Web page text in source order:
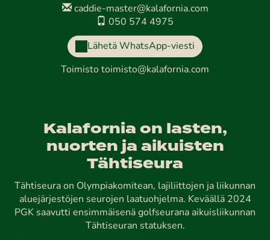
caddie-master@kalafornia.com
050 574 4975
Lähetä WhatsApp-viesti
Toimisto toimisto@kalafornia.com
Kalafornia on lasten,
nuorten ja aikuisten
Tähtiseura
Tähtiseura on Olympiakomitean, lajiliittojen ja liikunnan
aluejärjestöjen seurojen laatuohjelma. Keväällä 2024
PGK saavutti ensimmäisenä golfseurana aikuisliikunnan
Tähtiseuran statuksen.